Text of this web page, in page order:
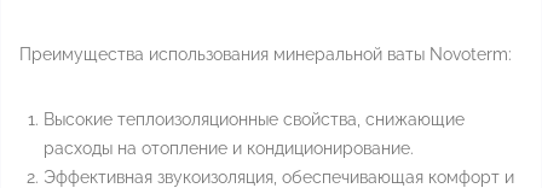
Преимущества использования минеральной ваты Novoterm:
Высокие теплоизоляционные свойства, снижающие
расходы на отопление и кондиционирование.
Эффективная звукоизоляция, обеспечивающая комфорт и